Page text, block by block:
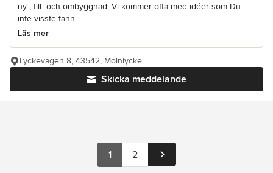
ny-, till- och ombyggnad. Vi kommer ofta med idéer som Du
inte visste fann...
Läs mer
Skicka meddelande
Lyckevägen 8, 43542, Mölnlycke
1 2